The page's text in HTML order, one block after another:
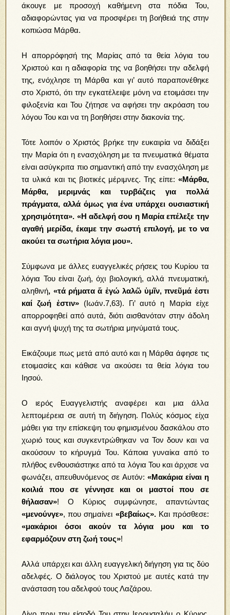
άκουγε με προσοχή καθήμενη στα πόδια Του,
αδιαφορώντας για να προσφέρει τη βοήθειά της στην
κοπιώσα Μάρθα.
Η απορρόφησή της Μαρίας από τα θεία λόγια του
Χριστού και η αδιαφορία της να βοηθήσει την αδελφή
της, ενόχλησε τη Μάρθα και γι’ αυτό παραπονέθηκε
στο Χριστό, ότι την εγκατέλειψε μόνη να ετοιμάσει την
φιλοξενία και Του ζήτησε να αφήσει την ακρόαση του
λόγου Του και να τη βοηθήσει στην διακονία της.
Τότε λοιπόν ο Χριστός βρήκε την ευκαιρία να διδάξει
την Μαρία ότι η ενασχόληση με τα πνευματικά θέματα
είναι ασύγκριτα πιο σημαντική από την ενασχόληση με
τα υλικά και τις βιοτικές μέριμνες. Της είπε: «Μάρθα,
Μάρθα, μεριμνάς και τυρβάζεις για πολλά
πράγματα, αλλά όμως για ένα υπάρχει ουσιαστική
χρησιμότητα». «Η αδελφή σου η Μαρία επέλεξε την
αγαθή μερίδα, έκαμε την σωστή επιλογή, με το να
ακούει τα σωτήρια λόγια μου».
Σύμφωνα με άλλες ευαγγελικές ρήσεις του Κυρίου τα
λόγια Του είναι ζωή, όχι βιολογική, αλλά πνευματική,
αληθινή, «τά ρήματα ἅ ἐγώ λαλῶ ὑμῖν, πνεῦμά ἐστι
καί ζωή ἐστιν» (Ιωάν.7,63). Γι’ αυτό η Μαρία είχε
απορροφηθεί από αυτά, διότι αισθανόταν στην άδολη
και αγνή ψυχή της τα σωτήρια μηνύματά τους.
Εικάζουμε πως μετά από αυτό και η Μάρθα άφησε τις
ετοιμασίες και κάθισε να ακούσει τα θεία λόγια του
Ιησού.
Ο ιερός Ευαγγελιστής αναφέρει και μια άλλα
λεπτομέρεια σε αυτή τη διήγηση. Πολύς κόσμος είχα
μάθει για την επίσκεψη του φημισμένου δασκάλου στο
χωριό τους και συγκεντρώθηκαν να Τον δουν και να
ακούσουν το κήρυγμά Του. Κάποια γυναίκα από το
πλήθος ενθουσιάστηκε από τα λόγια Του και άρχισε να
φωνάζει, απευθυνόμενος σε Αυτόν: «Μακάρια είναι η
κοιλιά που σε γέννησε και οι μαστοί που σε
θήλασαν»! Ο Κύριος συμφώνησε, απαντώντας
«μενούνγε», που σημαίνει «βεβαίως».Και πρόσθεσε:
«μακάριοι όσοι ακούν τα λόγια μου και το
εφαρμόζουν στη ζωή τους»!
Αλλά υπάρχει και άλλη ευαγγελική διήγηση για τις δύο
αδελφές. Ο διάλογος του Χριστού με αυτές κατά την
ανάσταση του αδελφού τους Λαζάρου.